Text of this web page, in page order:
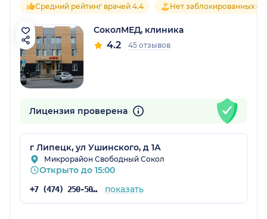
Средний рейтинг врачей 4.4 Нет заблокированных
СоколМЕД, клиника
4.2 45 отзывов
Лицензия проверена
г Липецк, ул Ушинского, д 1А
Микрорайон Свободный Сокол
Открыто до 15:00
+7 (474) 250-50-03 показать